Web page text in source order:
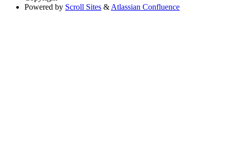
Powered by Scroll Sites & Atlassian Confluence